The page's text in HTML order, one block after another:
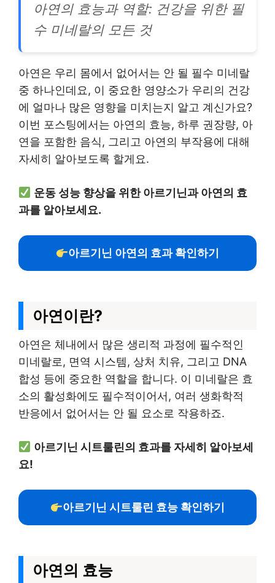
아연의 효능과 역할: 건강을 위한 필
수 미네랄의 모든 것
아연은 우리 몸에서 없어서는 안 될 필수 미네랄
중 하나인데요, 이 중요한 영양소가 우리의 건강
에 얼마나 많은 영향을 미치는지 알고 계신가요?
이번 포스팅에서는 아연의 효능, 하루 권장량, 아
연을 포함한 음식, 그리고 아연의 부작용에 대해
자세히 알아보도록 할게요.
운동 성능 향상을 위한 아르기닌과 아연의 효
과를 알아보세요.
아르기닌 아연의 효과 확인하기
아연이란?
아연은 체내에서 많은 생리적 과정에 필수적인
미네랄로, 면역 시스템, 상처 치유, 그리고 DNA
합성 등에 중요한 역할을 합니다. 이 미네랄은 효
소의 활성화에도 필수적이어서, 여러 생화학적
반응에서 없어서는 안 될 요소로 작용하죠.
아르기닌 시트룰린의 효과를 자세히 알아보세
요!
아르기닌 시트룰린 효능 확인하기
아연의 효능